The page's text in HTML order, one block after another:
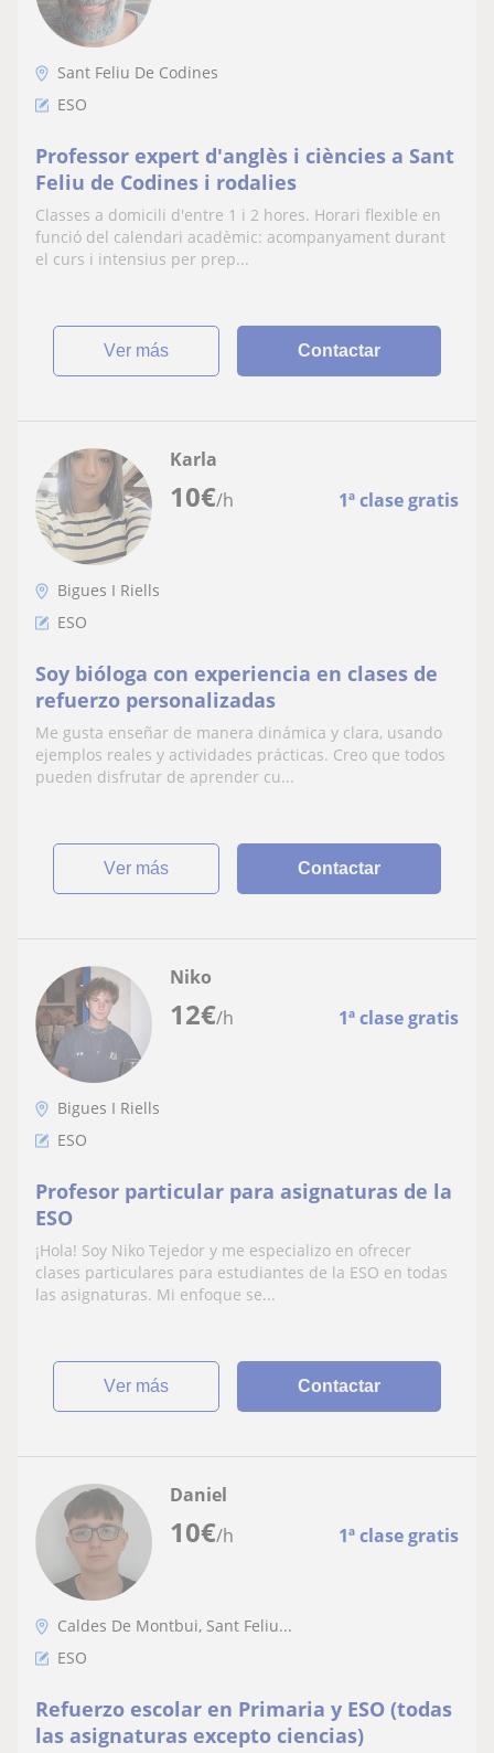
Sant Feliu De Codines
ESO
Professor expert d'anglès i ciències a Sant
Feliu de Codines i rodalies
Classes a domicili d'entre 1 i 2 hores. Horari flexible en
funció del calendari acadèmic: acompanyament durant
el curs i intensius per prep...
ver más Contactar
10€/h 1ª clase gratis
Karla
Bigues I Riells
ESO
Soy bióloga con experiencia en clases de
refuerzo personalizadas
Me gusta enseñar de manera dinámica y clara, usando
ejemplos reales y actividades prácticas. Creo que todos
pueden disfrutar de aprender cu...
ver más Contactar
12€/h 1ª clase gratis
Niko
Bigues I Riells
ESO
Profesor particular para asignaturas de la
ESO
¡Hola! Soy Niko Tejedor y me especializo en ofrecer
clases particulares para estudiantes de la ESO en todas
las asignaturas. Mi enfoque se...
ver más Contactar
10€/h 1ª clase gratis
Daniel
Caldes De Montbui, Sant Feliu...
ESO
Refuerzo escolar en Primaria y ESO (todas
las asignaturas excepto ciencias)